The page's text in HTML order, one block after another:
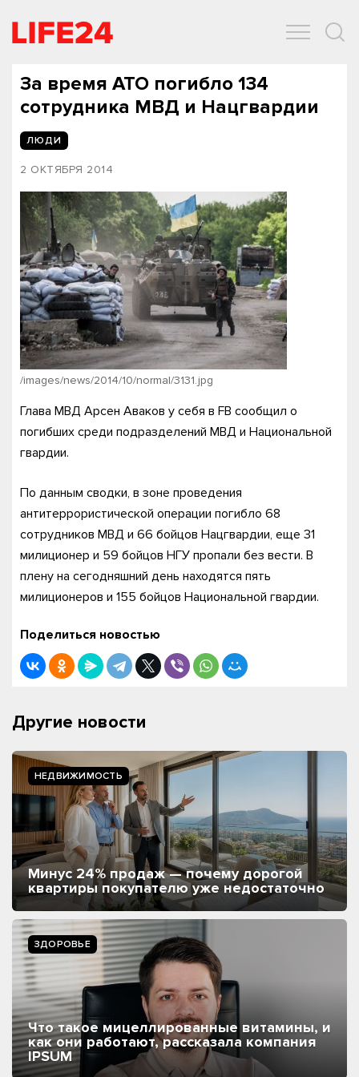
За время АТО погибло 134
сотрудника МВД и Нацгвардии
ЛЮДИ
2 ОКТЯБРЯ 2014
/images/news/2014/10/normal/3131.jpg
Глава МВД Арсен Аваков у себя в FB сообщил о
погибших среди подразделений МВД и Национальной
гвардии.
По данным сводки, в зоне проведения
антитеррористической операции погибло 68
сотрудников МВД и 66 бойцов Нацгвардии, еще 31
милиционер и 59 бойцов НГУ пропали без вести. В
плену на сегодняшний день находятся пять
милиционеров и 155 бойцов Национальной гвардии.
Поделиться новостью
Другие новости
НЕДВИЖИМОСТЬ
Минус 24% продаж — почему дорогой
квартиры покупателю уже недостаточно
ЗДОРОВЬЕ
Что такое мицеллированные витамины, и
как они работают, рассказала компания
IPSUM